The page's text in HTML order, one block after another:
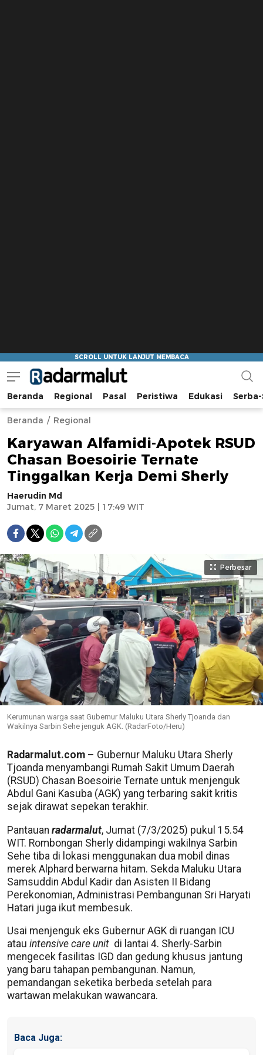
Radar Malut
Bacaan Nyindir
Beranda Regional Pasal Peristiwa Edukasi
Beranda Regional
Karyawan Alfamidi-Apotek RSUD
Chasan Boesoirie Ternate
Tinggalkan Kerja Demi Sherly
Haerudin Md
Jumat, 7 Maret 2025 | 17:49 WIT
Perbesar
Kerumunan warga saat Gubernur Maluku Utara Sherly Tjoanda dan
Wakilnya Sarbin Sehe jenguk AGK. (RadarFoto/Heru)
Radarmalut.com – Gubernur Maluku Utara Sherly
Tjoanda menyambangi Rumah Sakit Umum Daerah
(RSUD) Chasan Boesoirie Ternate untuk menjenguk
Abdul Gani Kasuba (AGK) yang terbaring sakit kritis
sejak dirawat sepekan terakhir.
Pantauan radarmalut, Jumat (7/3/2025) pukul 15.54
WIT. Rombongan Sherly didampingi wakilnya Sarbin
Sehe tiba di lokasi menggunakan dua mobil dinas
merek Alphard berwarna hitam. Sekda Maluku Utara
Samsuddin Abdul Kadir dan Asisten II Bidang
Perekonomian, Administrasi Pembangunan Sri Haryati
Hatari juga ikut membesuk.
Usai menjenguk eks Gubernur AGK di ruangan ICU
atau intensive care unit di lantai 4. Sherly-Sarbin
mengecek fasilitas IGD dan gedung khusus jantung
yang baru tahapan pembangunan. Namun,
pemandangan seketika berbeda setelah para
wartawan melakukan wawancara.
Baca Juga: